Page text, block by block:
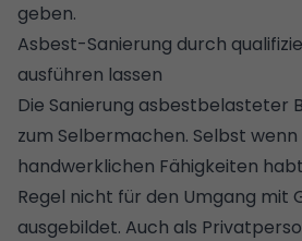
geben.
Asbest-Sanierung durch
ausführen lassen
Die Sanierung asbestbelasteter
zum Selbermachen. Selbst wenn
handwerklichen Fähigkeiten
Regel nicht für den Umgang mit
ausgebildet. Auch als